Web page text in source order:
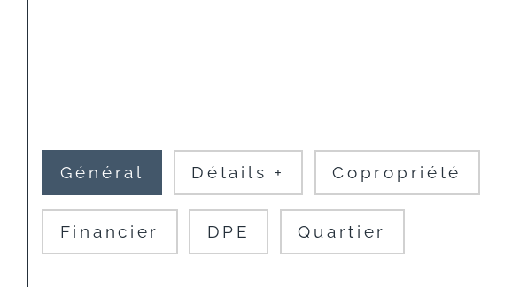
Général Détails + Copropriété
Financier DPE Quartier